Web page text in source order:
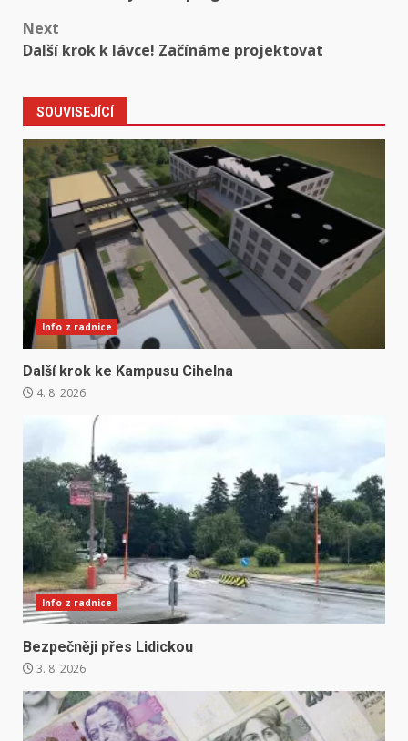
navigation
Next
Další krok k lávce! Začínáme projektovat
SOUVISEJÍCÍ
Info z radnice
Další krok ke Kampusu Cihelna
4. 8. 2026
Info z radnice
Bezpečněji přes Lidickou
3. 8. 2026